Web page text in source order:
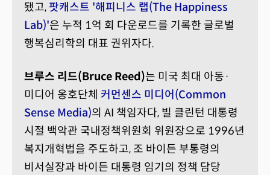
됐고, 팟캐스트 '해피니스 랩(The Happiness
Lab)'은 누적 1억 회 다운로드를 기록한 글로벌
행복심리학의 대표 권위자다.
브루스 리드(Bruce Reed)는 미국 최대 아동·
미디어 옹호단체 커먼센스 미디어(Common
Sense Media)의 AI 책임자다, 빌 클린턴 대통령
시절 백악관 국내정책위원회 위원장으로 1996년
복지개혁법을 주도하고, 조 바이든 부통령의
비서실장과 바이든 대통령 임기의 정책 담당